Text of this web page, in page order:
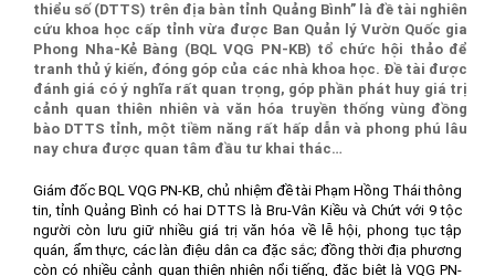
thiểu số (DTTS) trên địa bàn tỉnh Quảng Bình” là đề tài nghiên
cứu khoa học cấp tỉnh vừa được Ban Quản lý Vườn Quốc gia
Phong Nha-Kẻ Bàng (BQL VQG PN-KB) tổ chức hội thảo để
tranh thủ ý kiến, đóng góp của các nhà khoa học. Đề tài được
đánh giá có ý nghĩa rất quan trọng, góp phần phát huy giá trị
cảnh quan thiên nhiên và văn hóa truyền thống vùng đồng
bào DTTS tỉnh, một tiềm năng rất hấp dẫn và phong phú lâu
nay chưa được quan tâm đầu tư khai thác…
Giám đốc BQL VQG PN-KB, chủ nhiệm đề tài Phạm Hồng Thái thông
tin, tỉnh Quảng Bình có hai DTTS là Bru-Vân Kiều và Chứt với 9 tộc
người còn lưu giữ nhiều giá trị văn hóa về lễ hội, phong tục tập
quán, ẩm thực, các làn điệu dân ca đặc sắc; đồng thời địa phương
còn có nhiều cảnh quan thiên nhiên nổi tiếng, đặc biệt là VQG PN-